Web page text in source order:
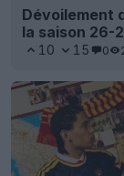
Dévoilement
la saison 26-
10 15 0